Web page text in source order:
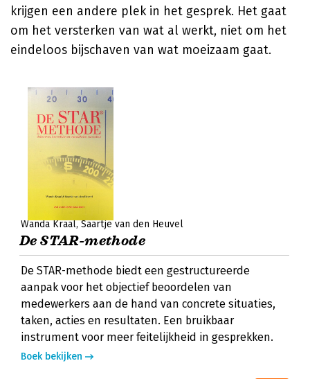
krijgen een andere plek in het gesprek. Het gaat
om het versterken van wat al werkt, niet om het
eindeloos bijschaven van wat moeizaam gaat.
Wanda Kraal Saartje van den Heuvel
De STAR-methode
De STAR-methode biedt een gestructureerde
aanpak voor het objectief beoordelen van
medewerkers aan de hand van concrete situaties,
taken, acties en resultaten. Een bruikbaar
instrument voor meer feitelijkheid in gesprekken.
Boek bekijken